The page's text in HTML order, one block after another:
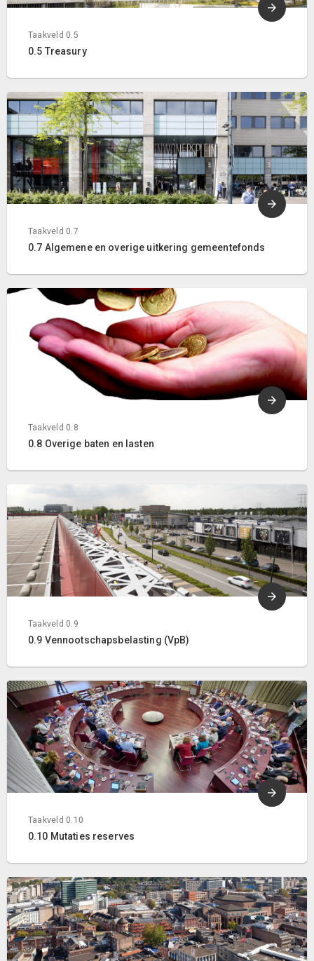
Taakveld 0.5
0.5 Treasury
Taakveld 0.7
0.7 Algemene en overige uitkering gemeentefonds
Taakveld 0.8
0.8 Overige baten en lasten
Taakveld 0.9
0.9 Vennootschapsbelasting (VpB)
Taakveld 0.10
0.10 Mutaties reserves